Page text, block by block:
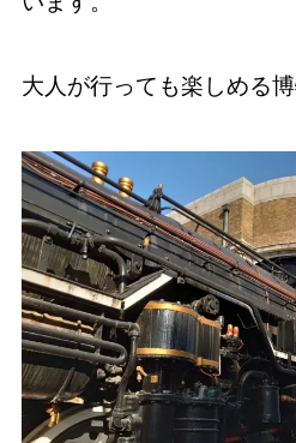
大人が行っても楽しめる博